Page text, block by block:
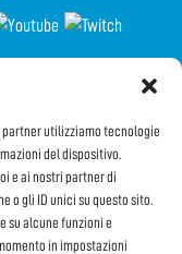
partner utilizziamo tecnologie
del dispositivo.
e ai nostri partner di
o gli ID unici su questo sito.
su alcune funzioni e
in impostazioni